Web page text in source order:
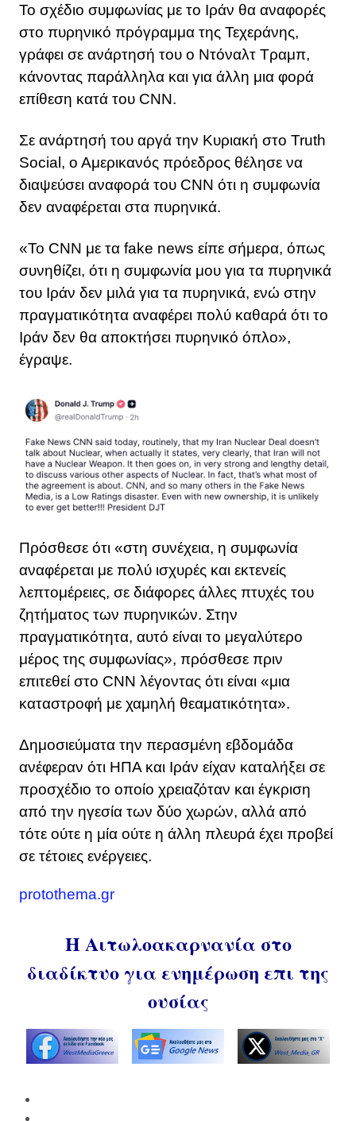
Το σχέδιο συμφωνίας με το Ιράν θα αναφορές
στο πυρηνικό πρόγραμμα της Τεχεράνης,
γράφει σε ανάρτησή του ο Ντόναλτ Τραμπ,
κάνοντας παράλληλα και για άλλη μια φορά
επίθεση κατά του CNN.
Σε ανάρτησή του αργά την Κυριακή στο Truth
Social, ο Αμερικανός πρόεδρος θέλησε να
διαψεύσει αναφορά του CNN ότι η συμφωνία
δεν αναφέρεται στα πυρηνικά.
«Το CNN με τα fake news είπε σήμερα, όπως
συνηθίζει, ότι η συμφωνία μου για τα πυρηνικά
του Ιράν δεν μιλά για τα πυρηνικά, ενώ στην
πραγματικότητα αναφέρει πολύ καθαρά ότι το
Ιράν δεν θα αποκτήσει πυρηνικό όπλο»,
έγραψε.
Πρόσθεσε ότι «στη συνέχεια, η συμφωνία
αναφέρεται με πολύ ισχυρές και εκτενείς
λεπτομέρειες, σε διάφορες άλλες πτυχές του
ζητήματος των πυρηνικών. Στην
πραγματικότητα, αυτό είναι το μεγαλύτερο
μέρος της συμφωνίας», πρόσθεσε πριν
επιτεθεί στο CNN λέγοντας ότι είναι «μια
καταστροφή με χαμηλή θεαματικότητα».
Δημοσιεύματα την περασμένη εβδομάδα
ανέφεραν ότι ΗΠΑ και Ιράν είχαν καταλήξει σε
προσχέδιο το οποίο χρειαζόταν και έγκριση
από την ηγεσία των δύο χωρών, αλλά από
τότε ούτε η μία ούτε η άλλη πλευρά έχει προβεί
σε τέτοιες ενέργειες.
protothema.gr
Η Αιτωλοακαρνανία στο
διαδίκτυο για ενημέρωση επι της
ουσίας